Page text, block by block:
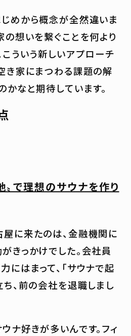
めから概念が全然違いま
の想いを繋ぐことを何より
こういう新しいアプローチ
き家にまつわる課題の解
かなと期待しています。
〟で理想のサウナを作り
に来たのは、金融機関に
きっかけでした。会社員
にはまって、「サウナで起
ち、前の会社を退職しまし
ナ好きが多いんです。フィ